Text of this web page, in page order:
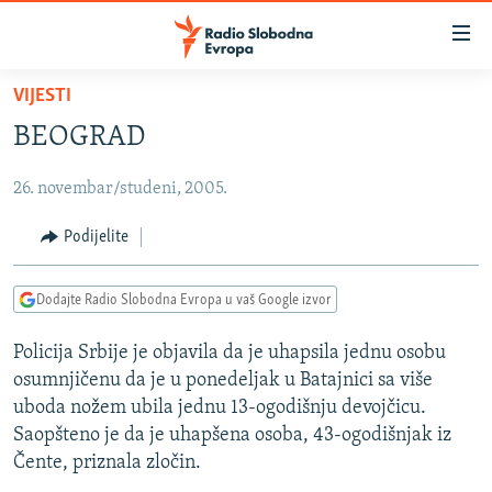
Pređite
glavni
Pređite
Pređite
pretragu
SRBIJA
KOSOVO
VIZUELNO
VIDEO
FOTOGALERIJE
INFOGRAFIKE
PODCASTI
RAT U UKRAJINI
KINA NA BALKANU
RSE PRIČE IZ SVIJETA
VIJESTI
BEOGRAD
26. novembar/studeni, 2005.
Podijelite
Dodajte Radio Slobodna Evropa u vaš Google izvor
Policija Srbije je objavila da je uhapsila jednu osobu
osumnjičenu da je u ponedeljak u Batajnici sa više
uboda nožem ubila jednu 13-ogodišnju devojčicu.
Saopšteno je da je uhapšena osoba, 43-ogodišnjak iz
Čente, priznala zločin.